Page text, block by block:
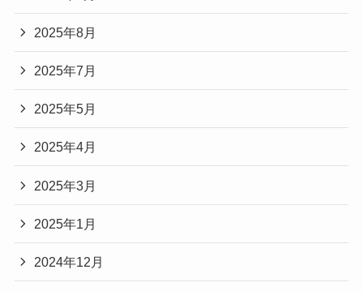
2025年8月
2025年7月
2025年5月
2025年4月
2025年3月
2025年1月
2024年12月